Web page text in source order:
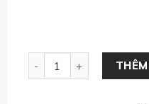
Bộ Bàn Ăn Gỗ Sồi Gia